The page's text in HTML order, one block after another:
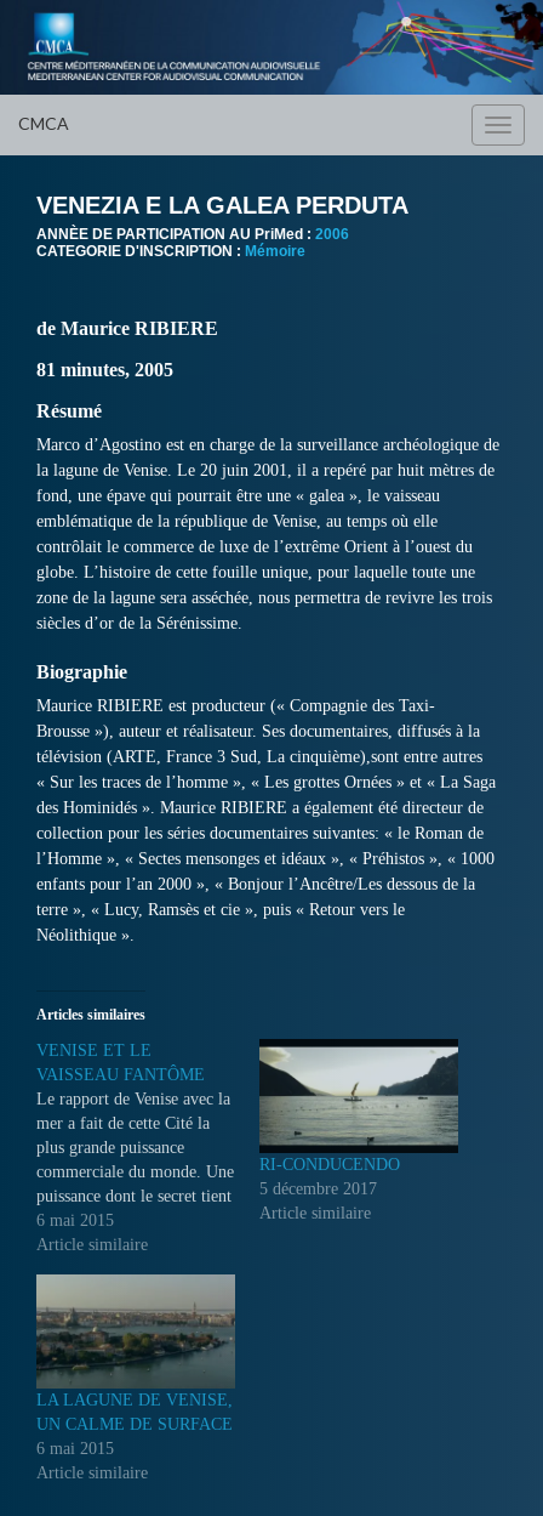
CMCA
VENEZIA E LA GALEA PERDUTA
ANNÈE DE PARTICIPATION AU PriMed : 2006
CATEGORIE D'INSCRIPTION : Mémoire
de Maurice RIBIERE
81 minutes, 2005
Résumé
Marco d’Agostino est en charge de la surveillance archéologique de
la lagune de Venise. Le 20 juin 2001, il a repéré par huit mètres de
fond, une épave qui pourrait être une « galea », le vaisseau
emblématique de la république de Venise, au temps où elle
contrôlait le commerce de luxe de l’extrême Orient à l’ouest du
globe. L’histoire de cette fouille unique, pour laquelle toute une
zone de la lagune sera asséchée, nous permettra de revivre les trois
siècles d’or de la Sérénissime.
Biographie
Maurice RIBIERE est producteur (« Compagnie des Taxi-
Brousse »), auteur et réalisateur. Ses documentaires, diffusés à la
télévision (ARTE, France 3 Sud, La cinquième),sont entre autres
« Sur les traces de l’homme », « Les grottes Ornées » et « La Saga
des Hominidés ». Maurice RIBIERE a également été directeur de
collection pour les séries documentaires suivantes: « le Roman de
l’Homme », « Sectes mensonges et idéaux », « Préhistos », « 1000
enfants pour l’an 2000 », « Bonjour l’Ancêtre/Les dessous de la
terre », « Lucy, Ramsès et cie », puis « Retour vers le
Néolithique ».
Articles similaires
VENISE ET LE
VAISSEAU FANTÔME
Le rapport de Venise avec la
mer a fait de cette Cité la
plus grande puissance
commerciale du monde. Une
puissance dont le secret tient
à sa terrible flotte, et plus
que tout à la galea
Sérénissime d’établir sa
suprématie sur les…
6 mai 2015
Article similaire
RI-CONDUCENDO
5 décembre 2017
Article similaire
LA LAGUNE DE VENISE,
UN CALME DE SURFACE
6 mai 2015
Article similaire